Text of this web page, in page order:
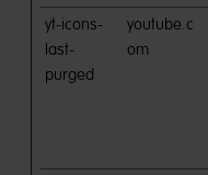
yt-icons-
last-
purged
youtube.c
om